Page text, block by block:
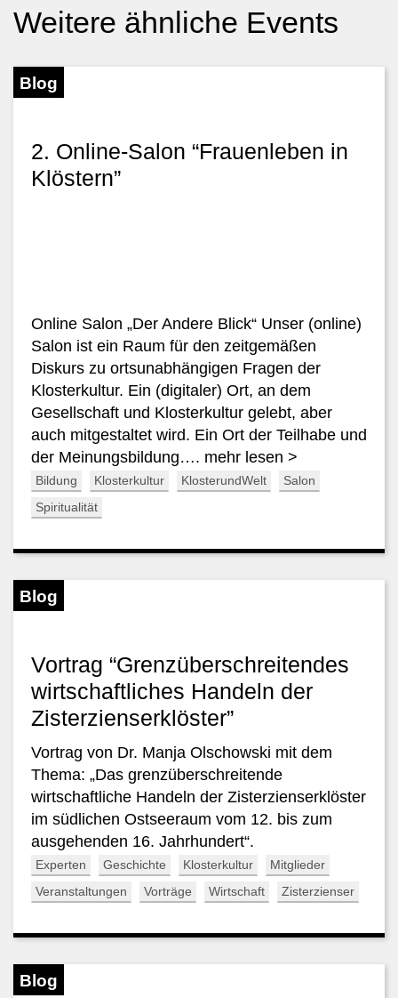
Weitere ähnliche Events
Blog
2. Online-Salon “Frauenleben in
Klöstern”
Online Salon „Der Andere Blick“ Unser (online)
Salon ist ein Raum für den zeitgemäßen
Diskurs zu ortsunabhängigen Fragen der
Klosterkultur. Ein (digitaler) Ort, an dem
Gesellschaft und Klosterkultur gelebt, aber
auch mitgestaltet wird. Ein Ort der Teilhabe und
der Meinungsbildung…. mehr lesen >
Bildung Klosterkultur KlosterundWelt
Salon
Spiritualität
Blog
Vortrag “Grenzüberschreitendes
wirtschaftliches Handeln der
Zisterzienserklöster”
Vortrag von Dr. Manja Olschowski mit dem
Thema: „Das grenzüberschreitende
wirtschaftliche Handeln der Zisterzienserklöster
im südlichen Ostseeraum vom 12. bis zum
ausgehenden 16. Jahrhundert“.
Experten Geschichte Klosterkultur
Mitglieder
Veranstaltungen
Vorträge Wirtschaft Zisterzienser
Blog